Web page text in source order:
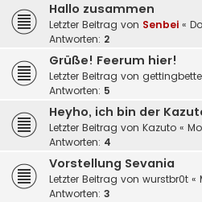
Hallo zusammen
Letzter Beitrag von Senbei «
Antworten: 2
Grüße! Feerum hier!
Letzter Beitrag von
Antworten: 5
Heyho, ich bin der
Letzter Beitrag von Kazuto «
Antworten: 4
Vorstellung Sevania
Letzter Beitrag von wurstbr0t «
Antworten: 3